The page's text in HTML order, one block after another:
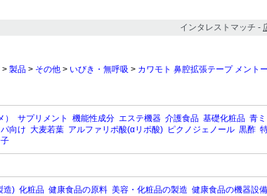
インタレストマッチ -
> 製品 > その他 > いびき・無呼吸 > カワモト 鼻腔拡張テープ メント
サプリメント 機能性成分 エステ機器 介護食品 基礎化粧品 青
向け 大麦若葉 アルファリポ酸(αリポ酸) ピクノジェノール 黒酢
造) 化粧品 健康食品の原料 美容・化粧品の製造 健康食品の機器設備